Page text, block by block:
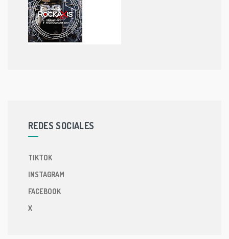
REDES SOCIALES
TIKTOK
INSTAGRAM
FACEBOOK
X